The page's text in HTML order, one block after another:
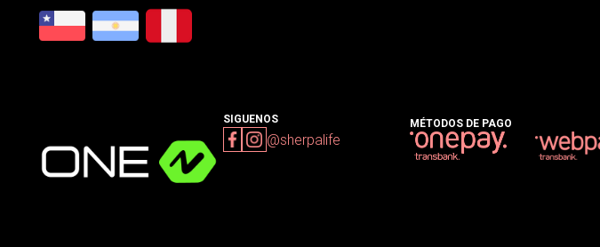
SIGUENOS
@sherpalife
MÉTODOS DE PAGO